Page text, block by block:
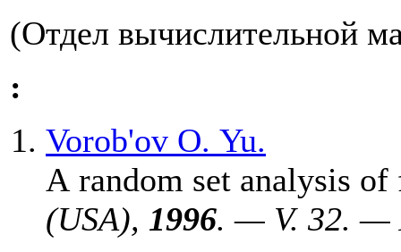
(Отдел вычислительной
:
Vorob'ov O. Yu.
A random set analysis
(USA), 1996. — V. 32.